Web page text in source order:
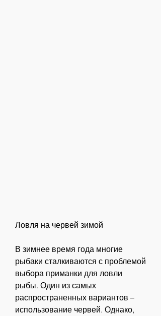
Ловля на червей зимой
В зимнее время года многие
рыбаки сталкиваются с проблемой
выбора приманки для ловли
рыбы. Один из самых
распространенных вариантов –
использование червей. Однако,